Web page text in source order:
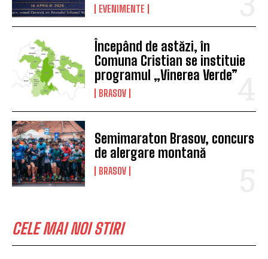
EVENIMENTE
Începând de astăzi, în
Comuna Cristian se instituie
programul „Vinerea Verde”
BRASOV
Semimaraton Brasov, concurs
de alergare montană
BRASOV
CELE MAI NOI STIRI